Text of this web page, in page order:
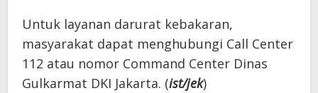
Untuk layanan darurat kebakaran,
masyarakat dapat menghubungi Call Center
112 atau nomor Command Center Dinas
Gulkarmat DKI Jakarta. (ist/jek)